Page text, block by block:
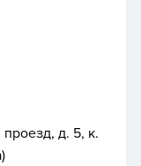
д. 5, к.